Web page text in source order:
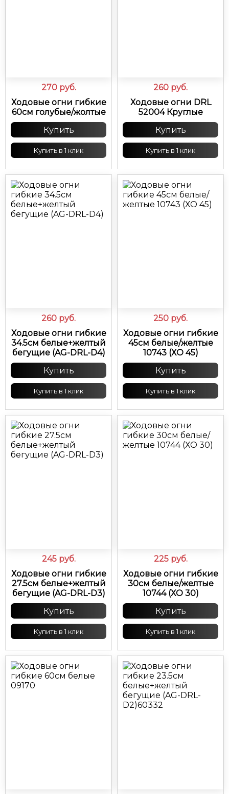
270 руб.
Ходовые огни гибкие
60см голубые/жолтые
Купить
Купить в 1 клик
260 руб.
Ходовые огни DRL
52004 Круглые
Купить
Купить в 1 клик
260 руб.
Ходовые огни гибкие
34.5см белые+желтый
бегущие (AG-DRL-D4)
Купить
Купить в 1 клик
250 руб.
Ходовые огни гибкие
45см белые/желтые
10743 (ХО 45)
Купить
Купить в 1 клик
245 руб.
Ходовые огни гибкие
27.5см белые+желтый
бегущие (AG-DRL-D3)
Купить
Купить в 1 клик
225 руб.
Ходовые огни гибкие
30см белые/желтые
10744 (ХО 30)
Купить
Купить в 1 клик